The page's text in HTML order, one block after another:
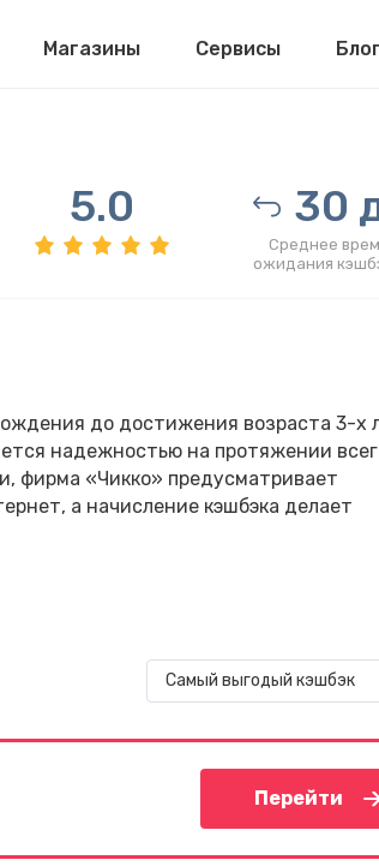
Магазины Сервисы
5.0 30
Среднее
ожидания
до достижения возраста 3-х
надежностью на протяжении
фирма «Чикко» предусматривает
а начисление кэшбэка делает
Самый выгодый кэшбэк
Перейти